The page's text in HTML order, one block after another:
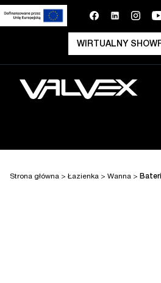
WIRTUALNY
Strona główna > Łazienka > Wanna >